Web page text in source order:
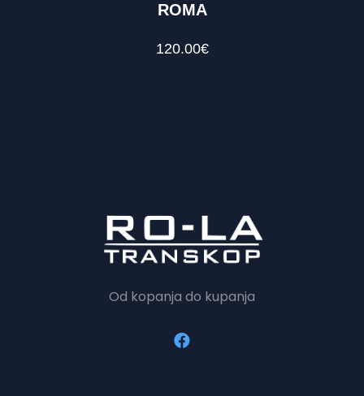
ROMA
120.00€
Od kopanja do kupanja